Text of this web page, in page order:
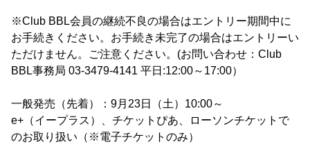
※Club BBL会員の継続不良の場合はエントリー期間中に
お手続きください。お手続き未完了の場合はエントリーい
ただけません。ご注意ください。(お問い合わせ：Club
BBL事務局 03-3479-4141 平日:12:00～17:00）
一般発売（先着）：9月23日（土）10:00～
e+（イープラス）、チケットぴあ、ローソンチケットで
のお取り扱い（※電子チケットのみ）